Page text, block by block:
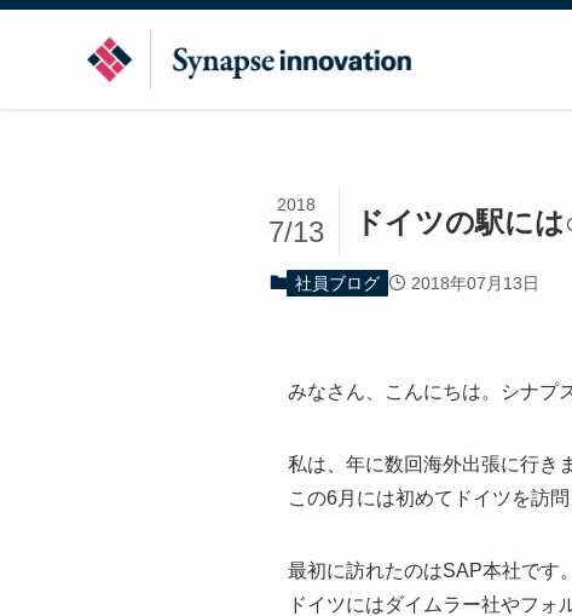
ドイツの駅に
2018
7/13
社員ブログ 2018年07月13日
みなさん、こんにちは。シナプ
私は、年に数回海外出張に行き
この6月には初めてドイツを訪問
最初に訪れたのはSAP本社です。
ドイツにはダイムラー社やフ